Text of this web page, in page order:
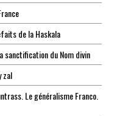
de la Haskala
sanctification du Nom divin
zal
Le généralisme Franco.